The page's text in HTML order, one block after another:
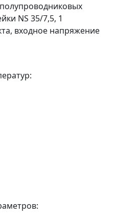
NS 35/7,5, 1
входное напряжение